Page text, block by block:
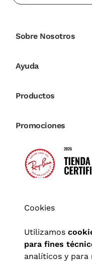
Sobre Nosotros
Ayuda
Productos
Promociones
Cookies
Utilizamos
para fines
analíticos y